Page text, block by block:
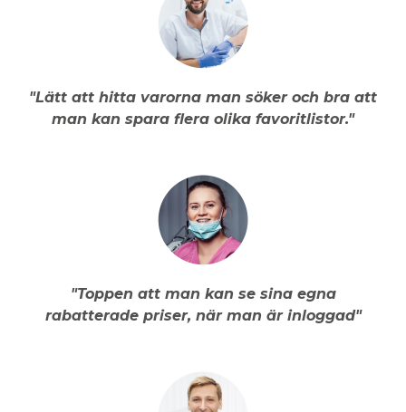
"Lätt att hitta varorna man söker och bra att
man kan spara flera olika favoritlistor."
"Toppen att man kan se sina egna
rabatterade priser, när man är inloggad"